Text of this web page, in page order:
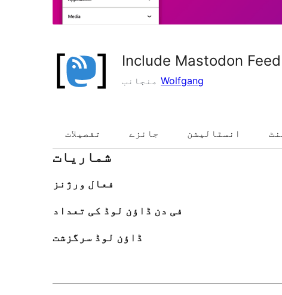
Include Mastodon Feed
Wolfgang
تفصیلات جائزے انسٹالیشن
شماریات
فعال ورژنز
فی دن ڈاؤن لوڈ کی تعداد
ڈاؤن لوڈ سرگزشت